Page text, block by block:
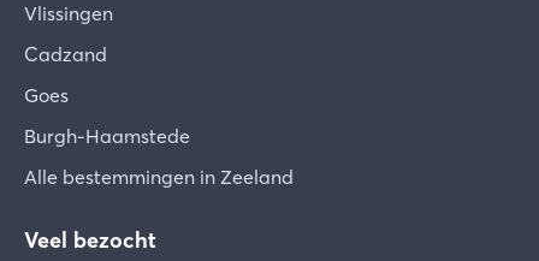
Vlissingen
Cadzand
Goes
Burgh-Haamstede
Alle bestemmingen in Zeeland
Veel bezocht